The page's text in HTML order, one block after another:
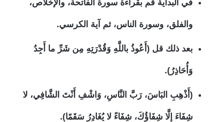
في البداية قم بقراءة سورة الفاتحة، والإخلاص،
والفلق، وسورة الناس، ثم آية الكرسي.
بعد ذلك قل (أَعُوذُ باللَّهِ وَقُدْرَتِهِ مِن شَرِّ ما أَجِدُ
وَأُحَاذِرُ).
(أَذْهِبِ البَاسَ، رَبَّ النَّاسِ، وَاشْفِ أَنْتَ الشَّافِي، لا
شِفَاءَ إلَّا شِفَاؤُكَ، شِفَاءً لا يُغَادِرُ سَقَمًا).